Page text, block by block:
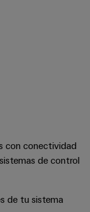
con conectividad
de control
de tu sistema